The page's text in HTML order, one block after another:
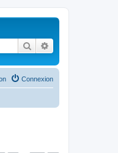
Rechercher
Connexion